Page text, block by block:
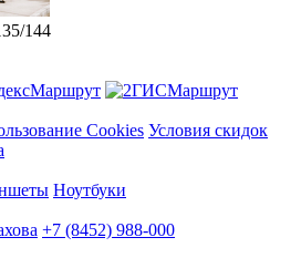
144
Маршрут
Маршрут
Cookies Условия скидок
Ноутбуки
+7 (8452) 988-000